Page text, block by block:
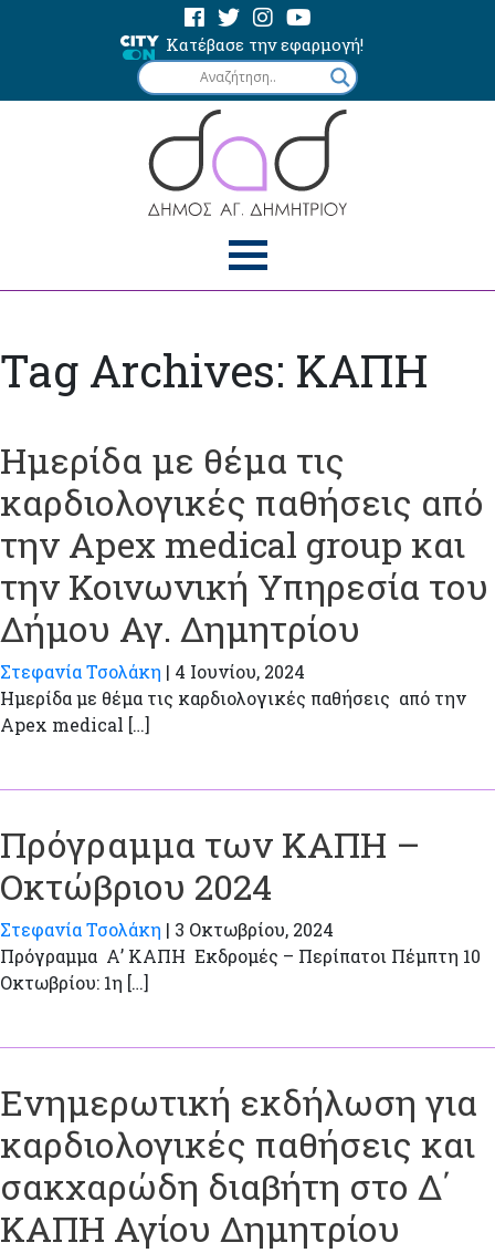
Κατέβασε την εφαρμογή!
Tag Archives: ΚΑΠΗ
Ημερίδα με θέμα τις
καρδιολογικές παθήσεις από
την Apex medical group και
την Κοινωνική Υπηρεσία του
Δήμου Αγ. Δημητρίου
Στεφανία Τσολάκη | 4 Ιουνίου, 2024
Ημερίδα με θέμα τις καρδιολογικές παθήσεις από την
Apex medical […]
Πρόγραμμα των ΚΑΠΗ –
Οκτώβριου 2024
Στεφανία Τσολάκη | 3 Οκτωβρίου, 2024
Πρόγραμμα Α’ ΚΑΠΗ Εκδρομές – Περίπατοι Πέμπτη 10
Οκτωβρίου: 1η […]
Ενημερωτική εκδήλωση για
καρδιολογικές παθήσεις και
σακχαρώδη διαβήτη στο Δ΄
ΚΑΠΗ Αγίου Δημητρίου